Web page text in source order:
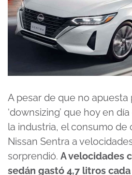
A pesar de que no apuesta
‘downsizing’ que hoy en
la industria, el consumo de
Nissan Sentra a
sorprendió. A velocidades
sedán gastó 4,7 litros